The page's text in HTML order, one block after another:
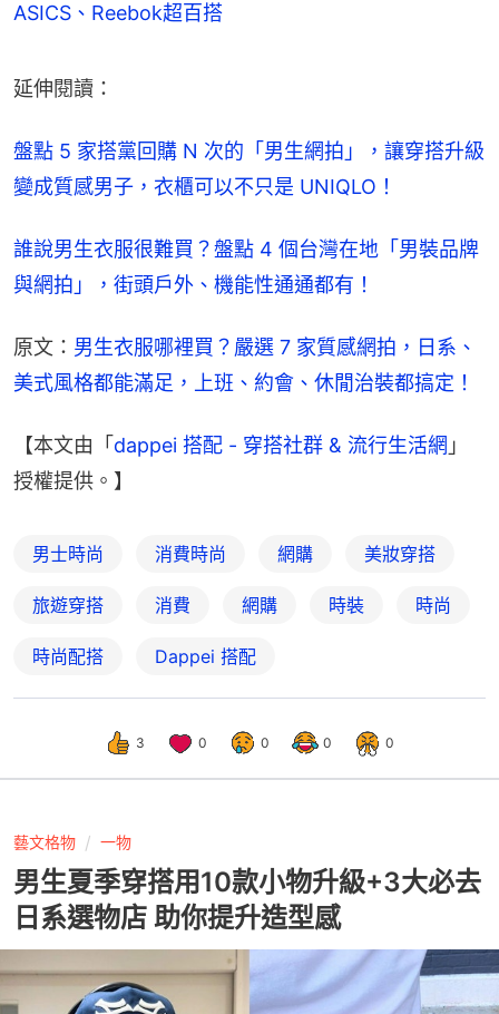
ASICS、Reebok超百搭
延伸閱讀：
盤點 5 家搭黨回購 N 次的「男生網拍」，讓穿搭升級
變成質感男子，衣櫃可以不只是 UNIQLO！
誰說男生衣服很難買？盤點 4 個台灣在地「男裝品牌
與網拍」，街頭戶外、機能性通通都有！
原文： 男生衣服哪裡買？嚴選 7 家質感網拍，日系、
美式風格都能滿足，上班、約會、休閒治裝都搞定！
【本文由「 dappei 搭配 - 穿搭社群 & 流行生活網 」
授權提供。】
男士時尚 消費時尚 網購 美妝穿搭
旅遊穿搭 消費 網購 時裝 時尚
時尚配搭 Dappei 搭配
3 0 0 0 0
藝文格物 一物
男生夏季穿搭用10款小物升級+3大必去
日系選物店 助你提升造型感